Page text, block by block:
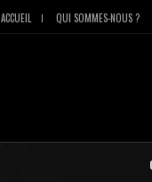
ACCUEIL QUI SOMMES-NOUS ?